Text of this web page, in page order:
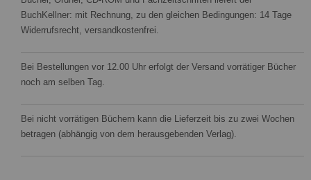
BuchKellner: mit Rechnung, zu den gleichen Bedingungen: 14 Tage
Widerrufsrecht, versandkostenfrei.
Bei Bestellungen vor 12.00 Uhr erfolgt der Versand vorrätiger Bücher
noch am selben Tag.
Bei nicht vorrätigen Büchern kann die Lieferzeit bis zu zwei Wochen
betragen (abhängig von dem herausgebenden Verlag).